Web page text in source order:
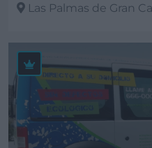
Las Palmas de Gran